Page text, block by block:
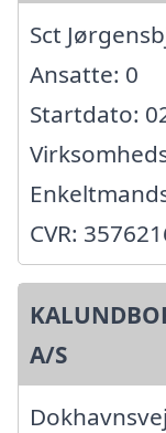
Sct
Ansatte: 0
Startdato:
CVR:
A/S